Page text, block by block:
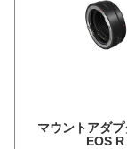
マウントアダ
EOS R